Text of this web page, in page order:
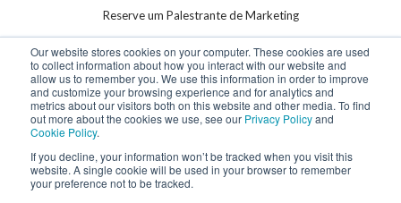
Our website stores cookies on your computer. These cookies are used
to collect information about how you interact with our website and
allow us to remember you. We use this information in order to improve
and customize your browsing experience and for analytics and
metrics about our visitors both on this website and other media. To find
out more about the cookies we use, see our Privacy Policyand
Cookie Policy.
If you decline, your information won’t be tracked when you visit this
website. A single cookie will be used in your browser to remember
your preference not to be tracked.
Reserve um Palestrante de Marketing
©2026WSI. Todos os direitos reservados. WSI é uma
marca registrada.